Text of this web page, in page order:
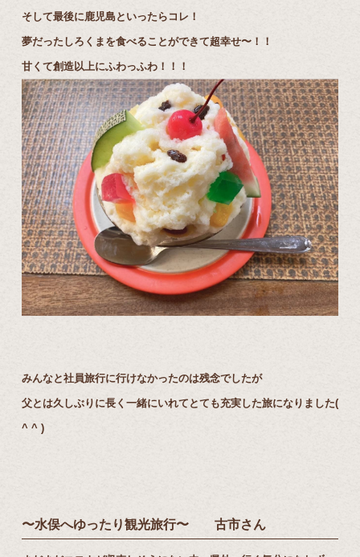
そして最後に鹿児島といったらコレ！
夢だったしろくまを食べることができて超幸せ〜！！
甘くて創造以上にふわっふわ！！！
みんなと社員旅行に行けなかったのは残念でしたが
父とは久しぶりに長く一緒にいれてとても充実した旅になりました(
^ ^ )
〜水俣へゆったり観光旅行〜 古市さん